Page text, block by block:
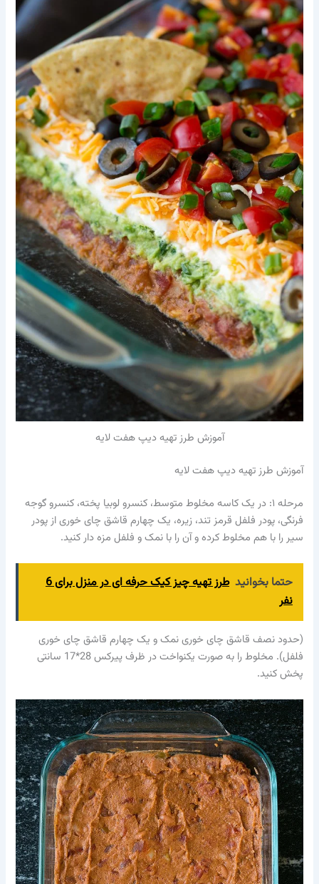
آموزش طرز تهیه دیپ هفت لایه
آموزش طرز تهیه دیپ هفت لایه
مرحله ۱: در یک کاسه مخلوط متوسط، کنسرو ​​لوبیا پخته، کنسرو گوجه
فرنگی، پودر فلفل قرمز تند، زیره، یک چهارم قاشق چای خوری از پودر
سیر را با هم مخلوط کرده و آن را با نمک و فلفل مزه دار کنید.
حتما بخوانید
طرز تهيه چيز كيک حرفه ای در منزل برای 6
نفر
(حدود نصف قاشق چای خوری نمک و یک چهارم قاشق چای خوری
فلفل). مخلوط را به صورت یکنواخت در ظرف پیرکس 28*17 سانتی
پخش کنید.